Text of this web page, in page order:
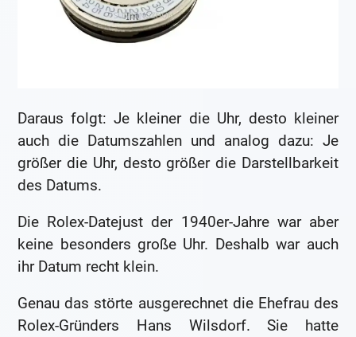
Daraus folgt: Je kleiner die Uhr, desto kleiner
auch die Datumszahlen und analog dazu: Je
größer die Uhr, desto größer die Darstellbarkeit
des Datums.
Die Rolex-Datejust der 1940er-Jahre war aber
keine besonders große Uhr. Deshalb war auch
ihr Datum recht klein.
Genau das störte ausgerechnet die Ehefrau des
Rolex-Gründers Hans Wilsdorf. Sie hatte